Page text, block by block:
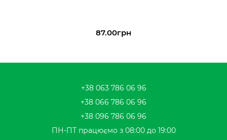
87.00грн
+38 063 786 06 96
+38 066 786 06 96
+38 096 786 06 96
ПН-ПТ працюємо з 08:00 до 19:00